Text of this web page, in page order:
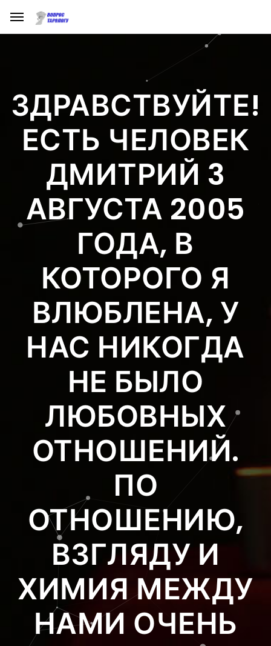
ЗДРАВСТВУЙТЕ!
ЕСТЬ ЧЕЛОВЕК
ДМИТРИЙ 3
АВГУСТА 2005
ГОДА, В
КОТОРОГО Я
ВЛЮБЛЕНА, У
НАС НИКОГДА
НЕ БЫЛО
ЛЮБОВНЫХ
ОТНОШЕНИЙ.
ПО
ОТНОШЕНИЮ,
ВЗГЛЯДУ И
ХИМИЯ МЕЖДУ
НАМИ ОЧЕНЬ